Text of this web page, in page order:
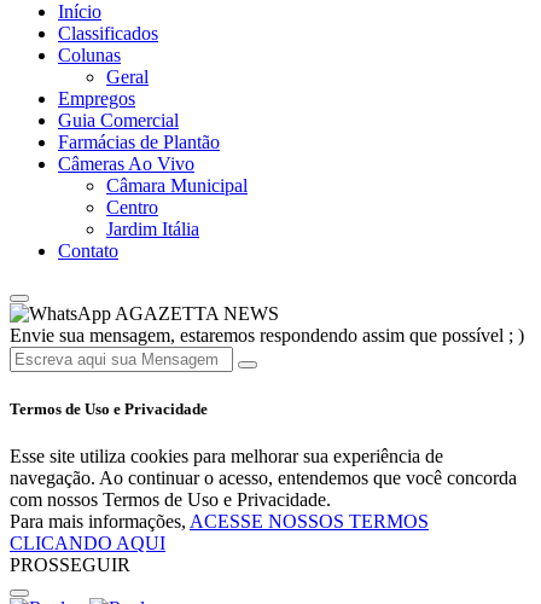
Início
Classificados
Colunas
Geral
Empregos
Guia Comercial
Farmácias de Plantão
Câmeras Ao Vivo
Câmara Municipal
Centro
Jardim Itália
Contato
AGAZETTA NEWS
Envie sua mensagem, estaremos respondendo assim que possível ; )
Termos de Uso e Privacidade
Esse site utiliza cookies para melhorar sua experiência de
navegação. Ao continuar o acesso, entendemos que você concorda
com nossos Termos de Uso e Privacidade.
Para mais informações, ACESSE NOSSOS TERMOS
CLICANDO AQUI
PROSSEGUIR